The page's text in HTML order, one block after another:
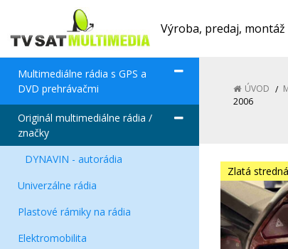
Výroba, predaj, montáž
Multimediálne rádia s GPS a
DVD prehrávačmi
Originál multimediálne rádia /
značky
DYNAVIN - autorádia
Univerzálne rádia
Plastové rámiky na rádia
Elektromobilita
ÚVOD
2006
Zlatá